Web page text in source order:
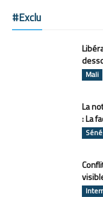
#Exclu
Mali
La
: La